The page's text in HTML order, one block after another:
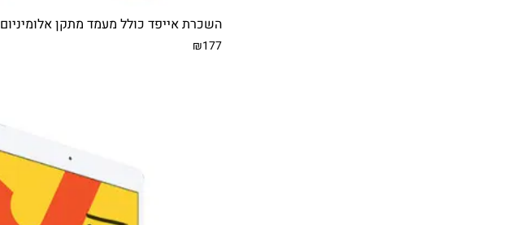
השכרת אייפד כולל מעמד מתקן אלומיניום
₪177